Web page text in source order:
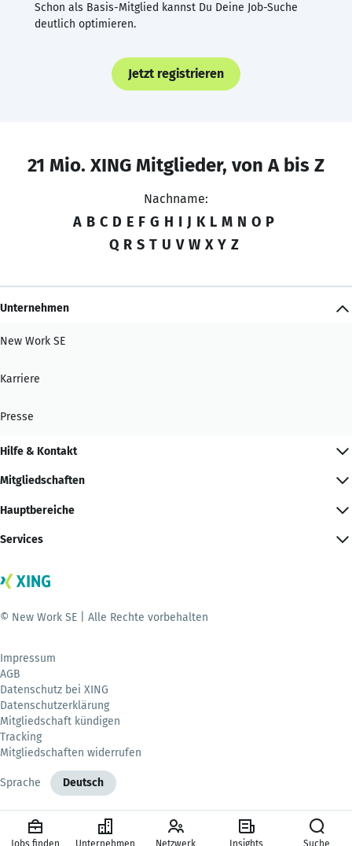
Schon als Basis-Mitglied kannst Du Deine Job-Suche
deutlich optimieren.
Jetzt registrieren
21 Mio. XING Mitglieder, von A bis Z
Nachname:
A B C D E F G H I J K L M N O P
Q R S T U V W X Y Z
Unternehmen
New Work SE
Karriere
Presse
Hilfe & Kontakt
Mitgliedschaften
Hauptbereiche
Services
© New Work SE | Alle Rechte vorbehalten
Impressum
AGB
Datenschutz bei XING
Datenschutzerklärung
Mitgliedschaft kündigen
Tracking
Mitgliedschaften widerrufen
Sprache Deutsch
Jobs finden Unternehmen Netzwerk Insights Suche